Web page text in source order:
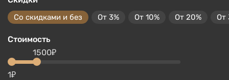
Со скидками и без От 3% От 10% От 20% От
Стоимость
1₽
1500₽